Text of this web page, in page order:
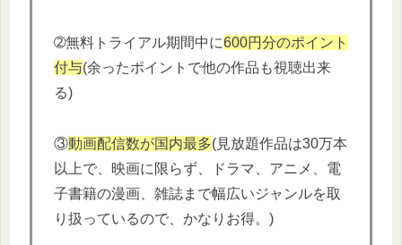
➁無料トライアル期間中に600円分のポイント
付与(余ったポイントで他の作品も視聴出来
る)
③動画配信数が国内最多(見放題作品は30万本
以上で、映画に限らず、ドラマ、アニメ、電
子書籍の漫画、雑誌まで幅広いジャンルを取
り扱っているので、かなりお得。)